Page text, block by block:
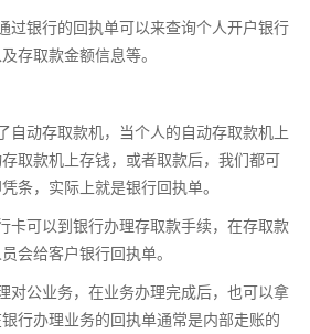
过银行的回执单可以来查询个人开户银行
存取款金额信息等。
自动存取款机，当个人的自动存取款机上
取款机上存钱，或者取款后，我们都可
条，实际上就是银行回执单。
卡可以到银行办理存取款手续，在存取款
会给客户银行回执单。
对公业务，在业务办理完成后，也可以拿
行办理业务的回执单通常是内部走账的